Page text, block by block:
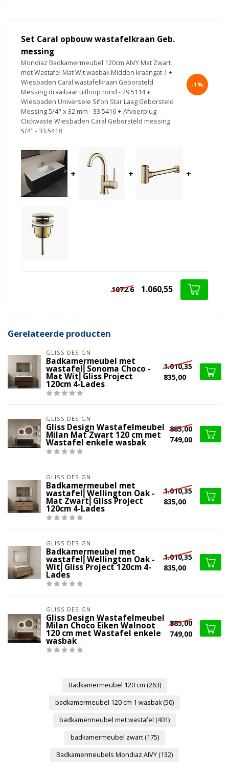
Set Caral opbouw wastafelkraan Geb.
messing
Mondiaz Badkamermeubel 120cm AIVY Mat Zwart
met Wastafel Mat Wit wasbak Midden kraangat 1 +
Wiesbaden Caral wastafelkraan Geborsteld
Messing draaibaar uitloop rond - 29.5114 +
Wiesbaden Universele Sifon Star Laag Geborsteld
Messing 5/4" x 32 mm - 33.5416 + Afvoerplug
Clickwaste Wiesbaden Caral Geborsteld messing
5/4" - 33.5418
-1%
+ + +
1072.6 1.060,55
Gerelateerde producten
GLISS DESIGN
Badkamermeubel met
wastafel⎢Sonoma Choco -
Mat Wit⎢Gliss Project
120cm 4-Lades
1.010,35
835,00
GLISS DESIGN
Gliss Design Wastafelmeubel
Milan Mat Zwart 120 cm met
Wastafel enkele wasbak
885,00
749,00
GLISS DESIGN
Badkamermeubel met
wastafel⎢Wellington Oak -
Mat Zwart⎢Gliss Project
120cm 4-Lades
1.010,35
835,00
GLISS DESIGN
Badkamermeubel met
wastafel⎢Wellington Oak -
Wit⎢Gliss Project 120cm 4-
Lades
1.010,35
835,00
GLISS DESIGN
Gliss Design Wastafelmeubel
Milan Choco Eiken Walnoot
120 cm met Wastafel enkele
wasbak
885,00
749,00
Badkamermeubel 120 cm (263)
badkamermeubel 120 cm 1 wasbak(50)
badkamermeubel met wastafel (401)
badkamermeubel zwart(175)
Badkamermeubels Mondiaz AIVY(132)